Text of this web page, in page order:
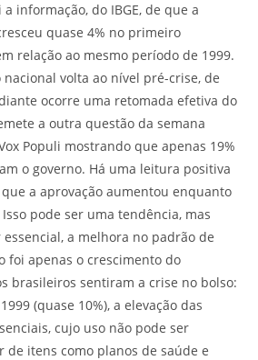
informação, do IBGE, de que a
quase 4% no primeiro
relação ao mesmo período de 1999.
nacional volta ao nível pré-crise, de
ocorre uma retomada efetiva do
a outra questão da semana
Populi mostrando que apenas 19%
o governo. Há uma leitura positiva
a aprovação aumentou enquanto
pode ser uma tendência, mas
a melhora no padrão de
foi apenas o crescimento do
brasileiros sentiram a crise no bolso:
(quase 10%), a elevação das
cujo uso não pode ser
de itens como planos de saúde e